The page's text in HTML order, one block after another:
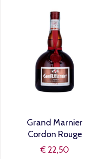
Grand Marnier
Cordon Rouge
€ 22,50